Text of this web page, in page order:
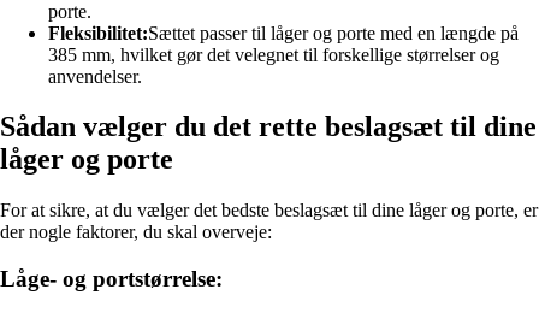
porte.
Fleksibilitet:Sættet passer til låger og porte med en længde på
385 mm, hvilket gør det velegnet til forskellige størrelser og
anvendelser.
Sådan vælger du det rette beslagsæt til dine
låger og porte
For at sikre, at du vælger det bedste beslagsæt til dine låger og porte, er
der nogle faktorer, du skal overveje:
Låge- og portstørrelse: